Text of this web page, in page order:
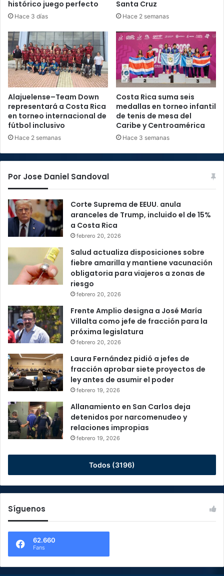
histórico juego perfecto
Hace 3 días
Santa Cruz
Hace 2 semanas
Alajuelense–Team Down
representará a Costa Rica
en torneo internacional de
fútbol inclusivo
Hace 2 semanas
Costa Rica suma seis
medallas en torneo infantil
de tenis de mesa del
Caribe y Centroamérica
Hace 3 semanas
Por Jose Daniel Sandoval
Corte Suprema de EEUU. anula
aranceles de Trump, incluido el de 15%
a Costa Rica
febrero 20, 2026
Salud actualiza disposiciones sobre
fiebre amarilla y mantiene vacunación
obligatoria para viajeros a zonas de
riesgo
febrero 20, 2026
Frente Amplio designa a José María
Villalta como jefe de fracción para la
próxima legislatura
febrero 20, 2026
Laura Fernández pidió a jefes de
fracción aprobar siete proyectos de
ley antes de asumir el poder
febrero 19, 2026
Allanamiento en San Carlos deja
detenidos por narcomenudeo y
relaciones impropias
febrero 19, 2026
Todos (3196)
Síguenos
62.660
Fans